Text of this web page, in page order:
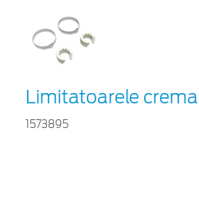
Limitatoarele
1573895